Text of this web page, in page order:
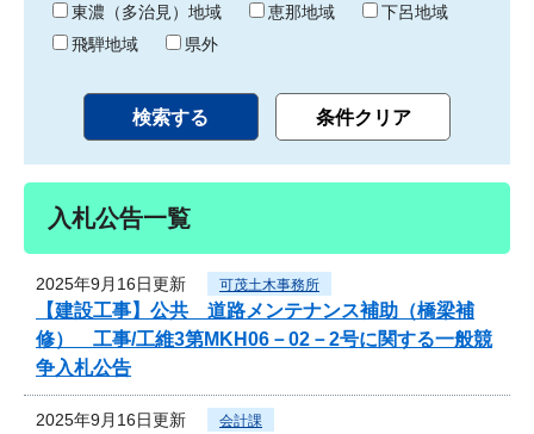
東濃（多治見）地域
恵那地域
下呂地域
飛騨地域
県外
入札公告一覧
2025年9月16日更新 可茂土木事務所
【建設工事】公共 道路メンテナンス補助（橋梁補
修） 工事/工維3第MKH06－02－2号に関する一般競
争入札公告
2025年9月16日更新 会計課